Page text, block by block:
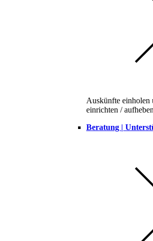
Auskünfte einholen
einrichten / aufheben
Beratung |